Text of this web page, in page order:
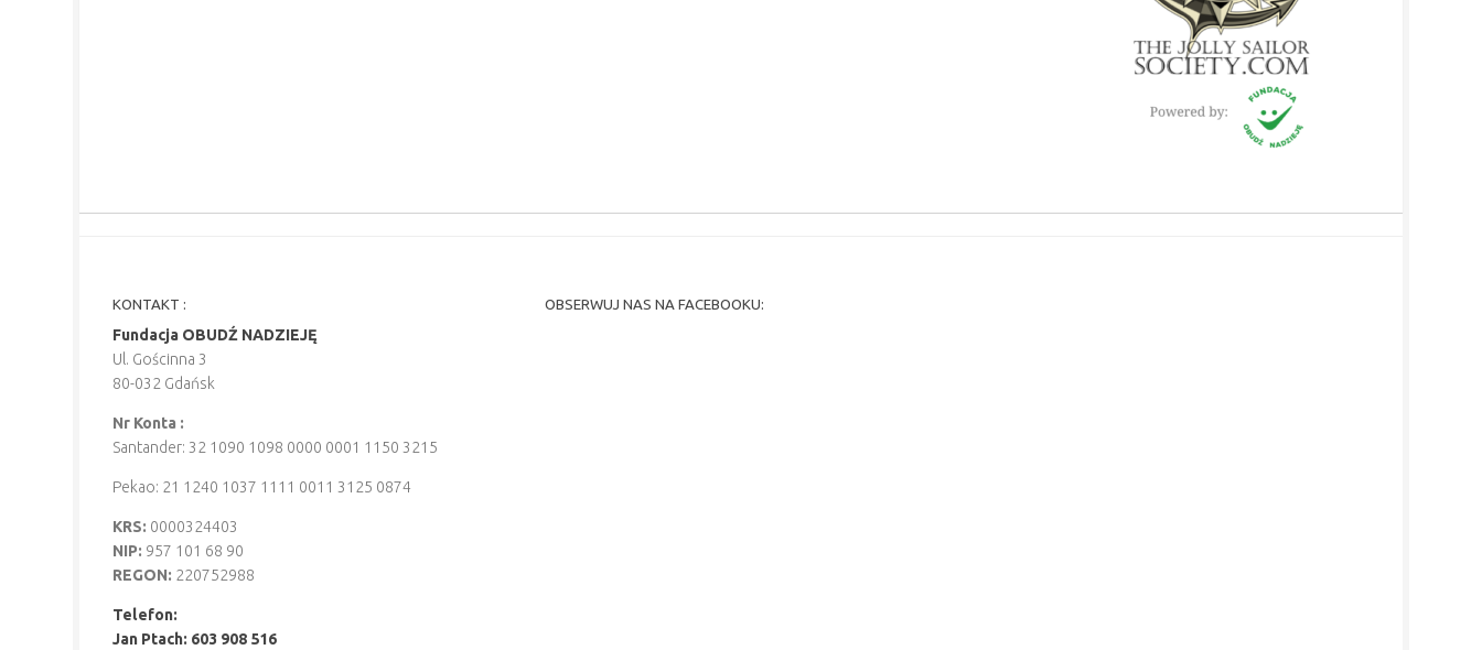
KONTAKT :
Fundacja OBUDŹ NADZIEJĘ
Ul. Gościnna 3
80-032 Gdańsk
Nr Konta :
Santander: 32 1090 1098 0000 0001 1150 3215
Pekao: 21 1240 1037 1111 0011 3125 0874
KRS: 0000324403
NIP: 957 101 68 90
REGON: 220752988
Telefon:
Jan Ptach: 603 908 516
OBSERWUJ NAS NA FACEBOOKU: